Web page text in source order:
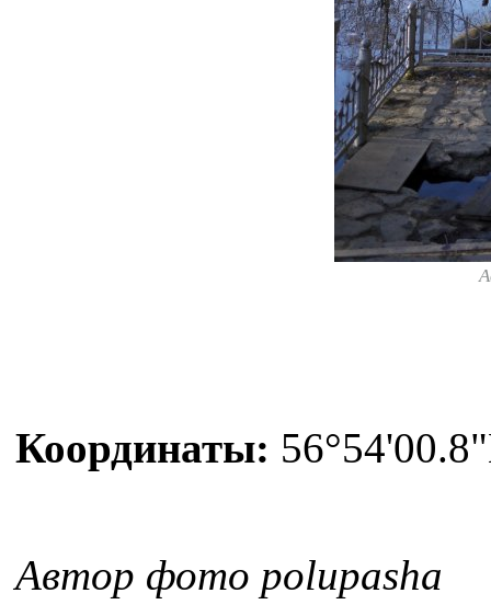
Координаты:
Автор фото polupasha